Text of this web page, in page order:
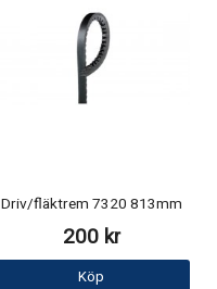
Driv/fläktrem 7320 813mm
200 kr
Köp